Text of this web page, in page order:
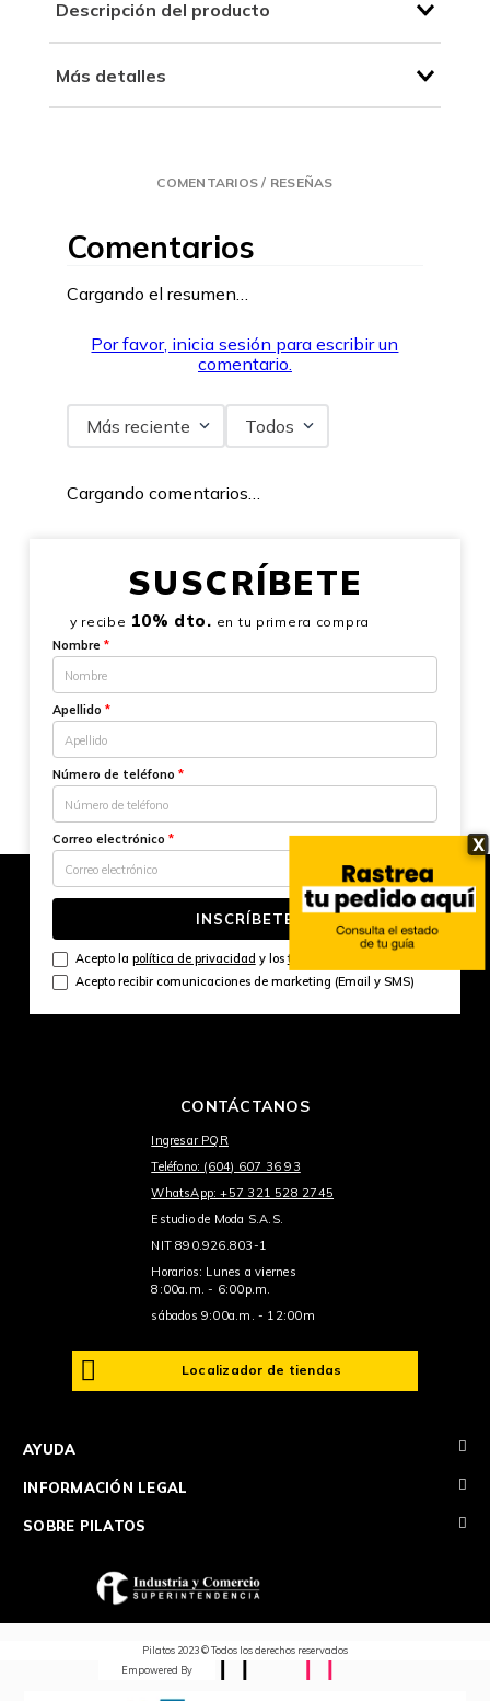
X
Descripción del producto
Más detalles
COMENTARIOS / RESEÑAS
Comentarios
Cargando el resumen…
Por favor, inicia sesión para escribir un
comentario.
Más reciente Todos
Cargando comentarios…
SUSCRÍBETE
y recibe 10% dto. en tu primera compra
Nombre *
Apellido *
Número de teléfono *
Correo electrónico *
INSCRÍBETE
Acepto la política de privacidad y lostérminos y condiciones
Acepto recibir comunicaciones de marketing (Email y SMS)
CONTÁCTANOS
Ingresar PQR
Teléfono: (604) 607 36 93
WhatsApp: +57 321 528 2745
Estudio de Moda S.A.S.
NIT 890.926.803-1
Horarios: Lunes a viernes
8:00a.m. - 6:00p.m.
sábados 9:00a.m. - 12:00m
Localizador de tiendas
AYUDA +
INFORMACIÓN LEGAL +
SOBRE PILATOS +
Pilatos 2023 © Todos los derechos reservados
Empowered By